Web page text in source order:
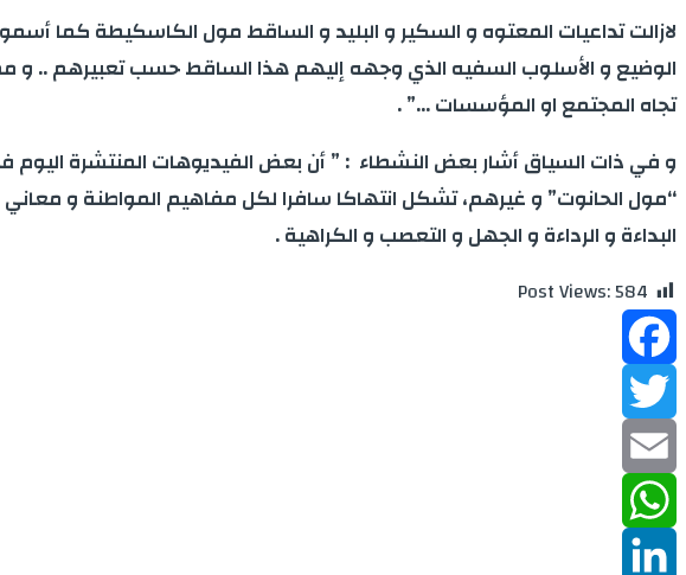
Share
لازالت تداعيات المعتوه و السكير و البليد و الساقط مول الكاسكيطة كما
الوضيع و الأسلوب السفيه الذي وجهه إليهم هذا الساقط حسب تعبيرهم .. و
تجاه المجتمع او المؤسسات …” .
و في ذات السياق أشار بعض النشطاء : ” أن بعض الفيديوهات المنتشرة
“مول الحانوت” و غيرهم، تشكل انتهاكا سافرا لكل مفاهيم المواطنة و
البداءة و الرداءة و الجهل و التعصب و الكراهية .
Post Views:584
Facebook
Twitter
Email
WhatsApp